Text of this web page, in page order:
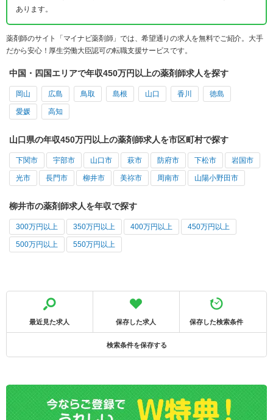
あります。
薬剤師のサイト「マイナビ薬剤師」では、希望通りの求人を無料でご紹介。大手
だから安心！厚生労働大臣認可の転職支援サービスです。
中国・四国エリアで年収450万円以上の薬剤師求人を探す
岡山 広島 鳥取 島根 山口 香川 徳島
愛媛 高知
山口県の年収450万円以上の薬剤師求人を市区町村で探す
下関市 宇部市 山口市 萩市 防府市 下松市 岩国市
光市 長門市 柳井市 美祢市 周南市 山陽小野田市
柳井市の薬剤師求人を年収で探す
300万円以上 350万円以上 400万円以上 450万円以上
500万円以上 550万円以上
最近見た求人 保存した求人 保存した検索条件
検索条件を保存する